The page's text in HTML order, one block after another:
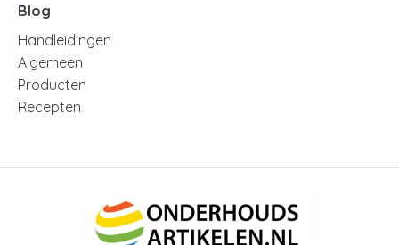
Blog
Handleidingen
Algemeen
Producten
Recepten